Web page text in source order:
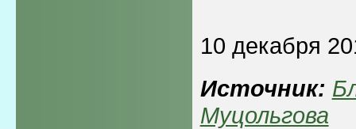
10 декабря
Источник:
Муцольгова